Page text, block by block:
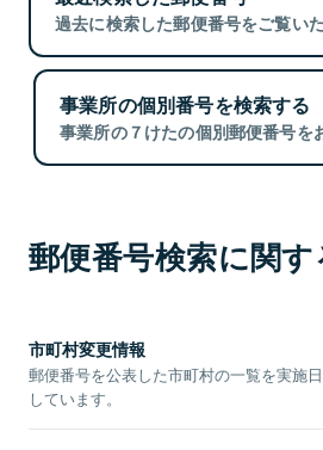
過去に検索した郵便番号をご覧いた
事業所の個別番号を検索する
事業所の７けたの個別郵便番号を
郵便番号検索に関
市町村変更情報
郵便番号を公表した市町村の一覧を実施
しています。